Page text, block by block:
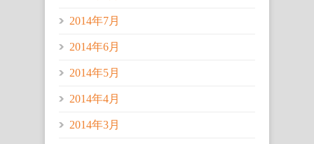
2014年7月
2014年6月
2014年5月
2014年4月
2014年3月